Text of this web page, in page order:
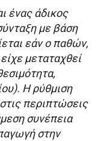
ένας άδικος
με βάση
εάν ο παθών,
μεταταχθεί
Η ρύθμιση
περιπτώσεις
συνέπεια
στην